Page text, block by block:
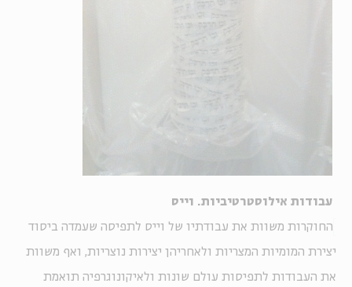
עבודות אילוסטרטיביות. וייס
החוקרות משוות את עבודתיו של וייס לתפיסה שעמדה ביסוד
יצירת המומיות המצריות ולאחריהן יצירות נוצריות, ואף משוות
את העבודות לתפיסות עולם שונות ולאיקונוגרפיה תואמת